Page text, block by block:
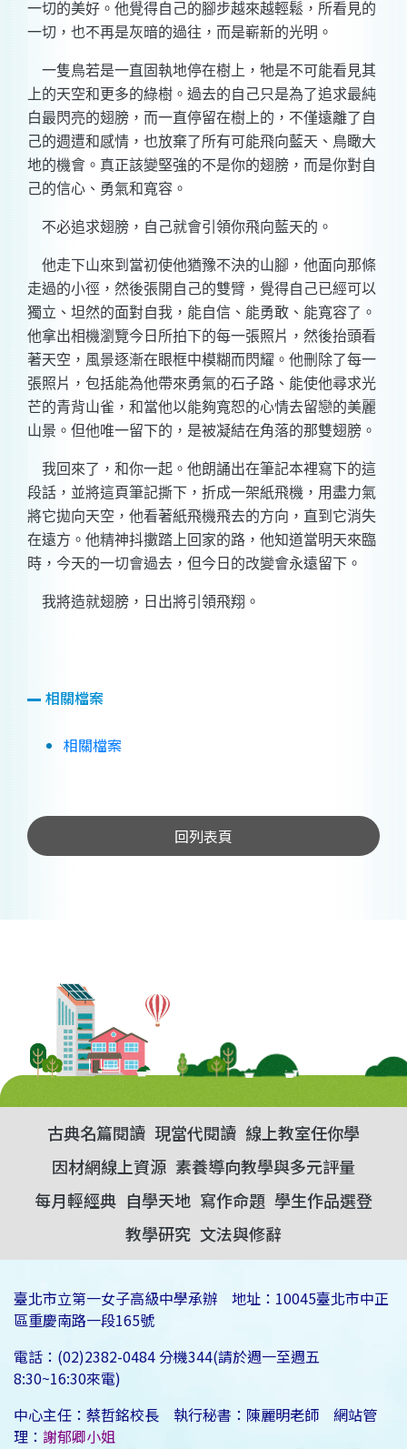
一切的美好。他覺得自己的腳步越來越輕鬆，所看見的
一切，也不再是灰暗的過往，而是嶄新的光明。
一隻鳥若是一直固執地停在樹上，牠是不可能看見其
上的天空和更多的綠樹。過去的自己只是為了追求最純
白最閃亮的翅膀，而一直停留在樹上的，不僅遠離了自
己的週遭和感情，也放棄了所有可能飛向藍天、鳥瞰大
地的機會。真正該變堅強的不是你的翅膀，而是你對自
己的信心、勇氣和寬容。
不必追求翅膀，自己就會引領你飛向藍天的。
他走下山來到當初使他猶豫不決的山腳，他面向那條
走過的小徑，然後張開自己的雙臂，覺得自己已經可以
獨立、坦然的面對自我，能自信、能勇敢、能寬容了。
他拿出相機瀏覽今日所拍下的每一張照片，然後抬頭看
著天空，風景逐漸在眼框中模糊而閃耀。他刪除了每一
張照片，包括能為他帶來勇氣的石子路、能使他尋求光
芒的青背山雀，和當他以能夠寬恕的心情去留戀的美麗
山景。但他唯一留下的，是被凝結在角落的那雙翅膀。
我回來了，和你一起。他朗誦出在筆記本裡寫下的這
段話，並將這頁筆記撕下，折成一架紙飛機，用盡力氣
將它拋向天空，他看著紙飛機飛去的方向，直到它消失
在遠方。他精神抖擻踏上回家的路，他知道當明天來臨
時，今天的一切會過去，但今日的改變會永遠留下。
我將造就翅膀，日出將引領飛翔。
相關檔案
相關檔案
回列表頁
古典名篇閱讀 現當代閱讀 線上教室任你學
因材網線上資源 素養導向教學與多元評量
每月輕經典 自學天地 寫作命題 學生作品選登
教學研究 文法與修辭
臺北市立第一女子高級中學承辦 地址：10045臺北市中正
區重慶南路一段165號
電話：(02)2382-0484 分機344(請於週一至週五
8:30~16:30來電)
中心主任：蔡哲銘校長 執行秘書：陳麗明老師 網站管
理： 謝郁卿小姐